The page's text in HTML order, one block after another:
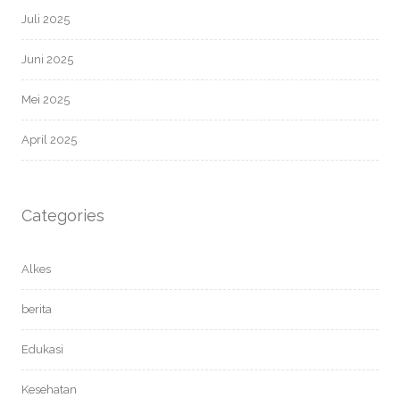
Juli 2025
Juni 2025
Mei 2025
April 2025
Categories
Alkes
berita
Edukasi
Kesehatan